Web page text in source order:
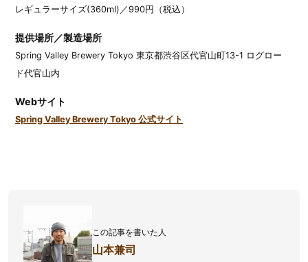
レギュラーサイズ(360ml)／990円（税込）
提供場所／製造場所
Spring Valley Brewery Tokyo 東京都渋谷区代官山町13-1 ログロー
ド代官山内
Webサイト
Spring Valley Brewery Tokyo 公式サイト
この記事を書いた人
山本兼司